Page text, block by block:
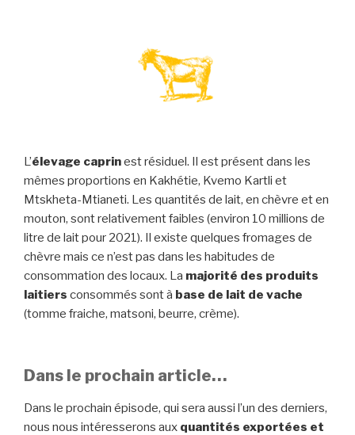
L’élevage caprinest résiduel. Il est présent dans les
mêmes proportions en Kakhétie, Kvemo Kartli et
Mtskheta-Mtianeti. Les quantités de lait, en chèvre et en
mouton, sont relativement faibles (environ 10 millions de
litre de lait pour 2021). Il existe quelques fromages de
chèvre mais ce n’est pas dans les habitudes de
consommation des locaux. La majorité des produits
laitiers consommés sont à base de lait de vache
(tomme fraiche, matsoni, beurre, crème).
Dans le prochain article…
Dans le prochain épisode, qui sera aussi l’un des derniers,
nous nous intéresserons aux quantités exportées et